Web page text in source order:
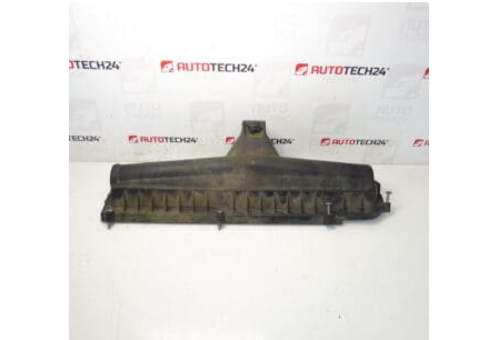
Правила и условия
Процедура за рекламации